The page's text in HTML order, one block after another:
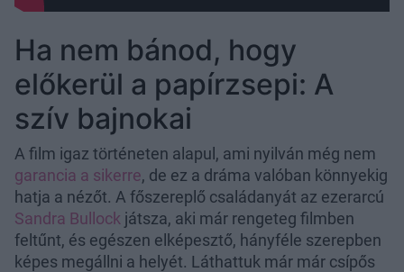
Ha nem bánod, hogy
előkerül a papírzsepi: A
szív bajnokai
A film igaz történeten alapul, ami nyilván még nem
garancia a sikerre, de ez a dráma valóban könnyekig
hatja a nézőt. A főszereplő családanyát az ezerarcú
Sandra Bullock játsza, aki már rengeteg filmben
feltűnt, és egészen elképesztő, hányféle szerepben
képes megállni a helyét. Láthattuk már már csípős